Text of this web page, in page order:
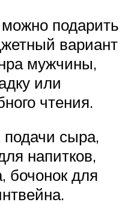
подарить
вариант
мужчины,
или
чтения.
сыра,
напитков,
бочонок для